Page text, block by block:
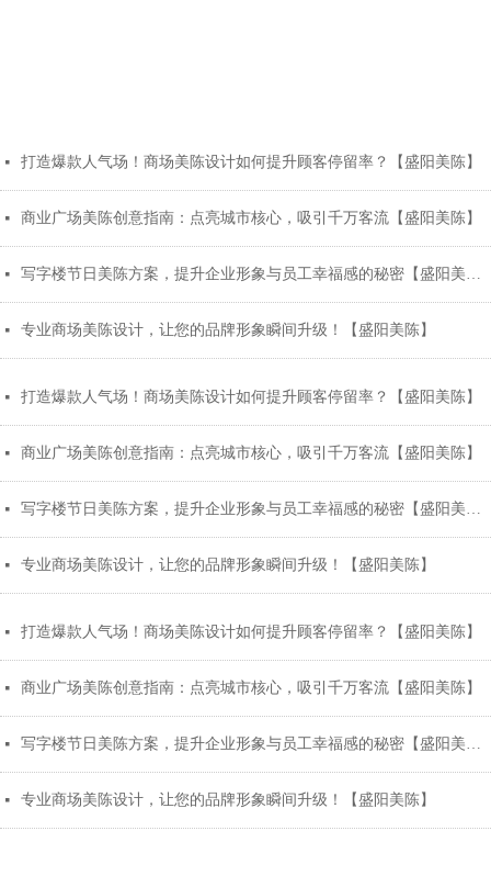
넷 打造爆款人气场！商场美陈设计如何提升顾客停留率？【盛阳美陈】
넷 商业广场美陈创意指南：点亮城市核心，吸引千万客流【盛阳美陈】
넷 写字楼节日美陈方案，提升企业形象与员工幸福感的秘密【盛阳美陈】
넷 专业商场美陈设计，让您的品牌形象瞬间升级！【盛阳美陈】
넷 打造爆款人气场！商场美陈设计如何提升顾客停留率？【盛阳美陈】
넷 商业广场美陈创意指南：点亮城市核心，吸引千万客流【盛阳美陈】
넷 写字楼节日美陈方案，提升企业形象与员工幸福感的秘密【盛阳美陈】
넷 专业商场美陈设计，让您的品牌形象瞬间升级！【盛阳美陈】
넷 打造爆款人气场！商场美陈设计如何提升顾客停留率？【盛阳美陈】
넷 商业广场美陈创意指南：点亮城市核心，吸引千万客流【盛阳美陈】
넷 写字楼节日美陈方案，提升企业形象与员工幸福感的秘密【盛阳美陈】
넷 专业商场美陈设计，让您的品牌形象瞬间升级！【盛阳美陈】